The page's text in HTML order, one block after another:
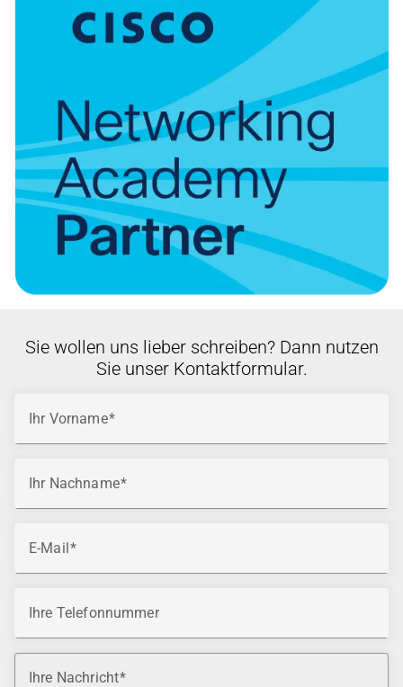
Sie wollen uns lieber schreiben? Dann nutzen
Sie unser Kontaktformular.
Ihr Vorname
Ihr Nachname
E-Mail
Ihre Telefonnummer
Ihre Nachricht